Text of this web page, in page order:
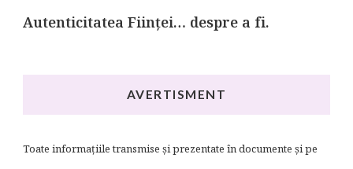
Autenticitatea Ființei… despre a fi.
AVERTISMENT
Toate informațiile transmise și prezentate în documente și pe